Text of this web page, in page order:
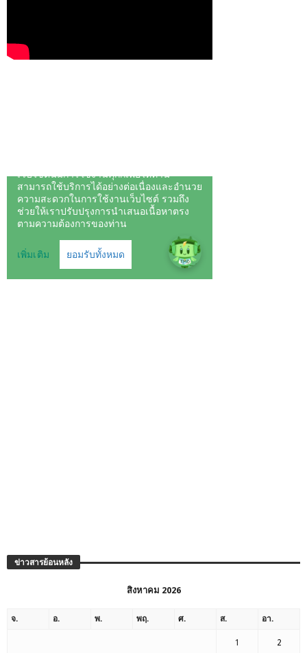
ข่าวสารย้อนหลัง
สิงหาคม 2026
จ. อ. พ. พฤ. ศ. ส. อา.
1 2